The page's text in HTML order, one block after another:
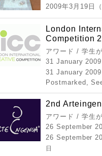
2009年3月19日
London
Competition
アワード / 学生
31 January 2009
31 January
Postmarked,
2nd
アワード / 学生
26 September
26 September
日